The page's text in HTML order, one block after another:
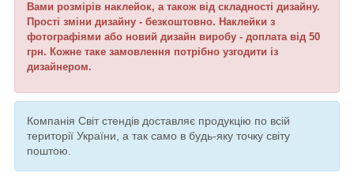
Вами розмірів наклейок, а також від складності дизайну.
Прості зміни дизайну - безкоштовно. Наклейки з
фотографіями або новий дизайн виробу - доплата від 50
грн. Кожне таке замовлення потрібно узгодити із
дизайнером.
Компанія Світ стендів доставляє продукцію по всій
території України, а так само в будь-яку точку світу
поштою.